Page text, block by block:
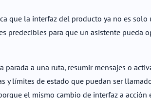
que la interfaz del producto ya no es
predecibles para que un asistente
parada a una ruta, resumir mensajes o
límites de estado que puedan ser
el mismo cambio de interfaz a